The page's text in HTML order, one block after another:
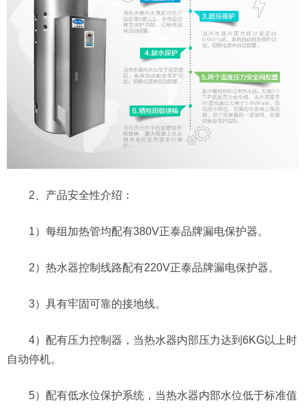
2、产品安全性介绍：
1）每组加热管均配有380V正泰品牌漏电保护器。
2）热水器控制线路配有220V正泰品牌漏电保护器。
3）具有牢固可靠的接地线。
4）配有压力控制器，当热水器内部压力达到6KG以上时
自动停机。
5）配有低水位保护系统，当热水器内部水位低于标准值